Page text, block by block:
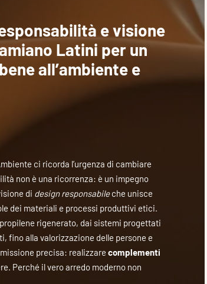
e visione
Latini per un
all’ambiente e
ci ricorda l’urgenza di cambiare
non è una ricorrenza: è un impegno
di design responsabileche unisce
dei materiali e processi produttivi etici.
rigenerato, dai sistemi progettati
fino alla valorizzazione delle persone e
precisa: realizzare complementi
Perché il vero arredo moderno non